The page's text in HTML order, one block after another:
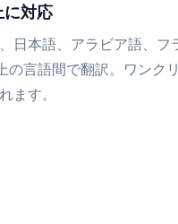
に対応
日本語、アラビア語、フ
の言語間で翻訳。ワンク
ます。